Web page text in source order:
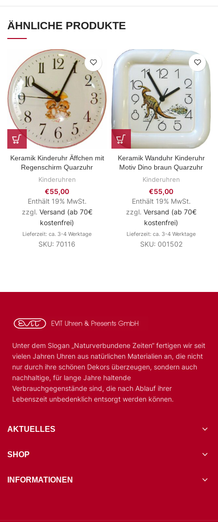
ÄHNLICHE PRODUKTE
Keramik Kinderuhr Äffchen mit
Regenschirm Quarzuhr
Kinderuhren
€55,00
Enthält 19% MwSt.
zzgl. Versand (ab 70€
kostenfrei)
Lieferzeit: ca. 3-4 Werktage
SKU: 70116
Keramik Wanduhr Kinderuhr
Motiv Dino braun Quarzuhr
Kinderuhren
€55,00
Enthält 19% MwSt.
zzgl. Versand (ab 70€
kostenfrei)
Lieferzeit: ca. 3-4 Werktage
SKU: 001502
Unter dem Slogan „Naturverbundene Zeiten“ fertigen wir seit
vielen Jahren Uhren aus natürlichen Materialien an, die nicht
nur durch ihre schönen Dekors überzeugen, sondern auch
nachhaltige, für lange Jahre haltende
Verbrauchgegenstände sind, die nach Ablauf ihrer
Lebenszeit unbedenklich entsorgt werden können.
AKTUELLES
SHOP
INFORMATIONEN